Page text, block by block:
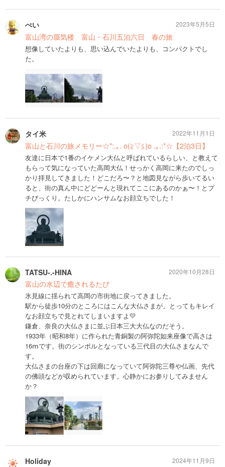
ぺい
富山湾の蜃気楼 富山・石川五泊六日 春の旅
想像していたよりも、思い込んでいたよりも、コンパクトでし
た。
2023年5月5日
タイ米
富山と石川の旅メモリー☆*:.｡. o(≧▽≦)o .｡.:*☆【2泊3日】
友達に日本で1番のイケメン大仏と呼ばれているらしい、と教えて
もらって気になっていた高岡大仏！せっかく高岡に来たのでしっ
かり拝見してきました！どこだろ〜？と地図見ながら歩いてるい
ると、街の真ん中にどどーんと現れてここにあるのかぁ〜！とプ
チびっくり。たしかにハンサムなお顔立ちでした！
2022年11月1日
TATSU-.-HINA
富山の水辺で癒されるたび
氷見線に揺られて高岡の市街地に戻ってきました。
駅から徒歩10分のところにはこんな大仏さまが。とってもキレイ
なお顔立ちで見とれてしまいますよ💛
鎌倉、奈良の大仏さまに並ぶ日本三大大仏なのだそう。
1933年（昭和8年）に作られた青銅製の阿弥陀如来座像で高さは
16ⅿです。街のシンボルとなっている三代目の大仏さまなんで
す。
大仏さまの台座の下は回廊になっていて阿弥陀三尊や仏画、先代
の佛頭などが収められています。心静かにお参りしてみません
か？
2020年10月28日
Holiday 2024年11月9日